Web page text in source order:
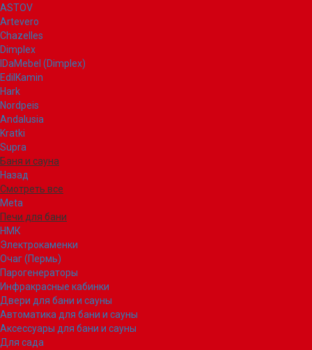
ASTOV
Artevero
Chazelles
Dimplex
IDaMebel (Dimplex)
EdilKamin
Hark
Nordpeis
Andalusia
Kratki
Supra
Баня и сауна
Назад
Смотреть все
Meta
Печи для бани
НМК
Электрокаменки
Очаг (Пермь)
Парогенераторы
Инфракрасные кабинки
Двери для бани и сауны
Автоматика для бани и сауны
Аксессуары для бани и сауны
Для сада